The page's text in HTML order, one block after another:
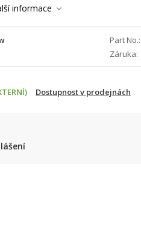
informace
Part No.
Záruka
Dostupnost v prodejnách